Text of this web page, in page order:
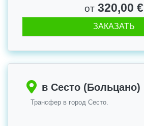
от 320,00 €
ЗАКАЗАТЬ
в Сесто (Больцано)
Трансфер в город Сесто.